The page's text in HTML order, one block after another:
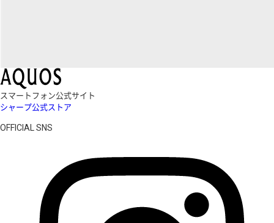
スマートフォン公式サイト
シャープ公式ストア
OFFICIAL SNS